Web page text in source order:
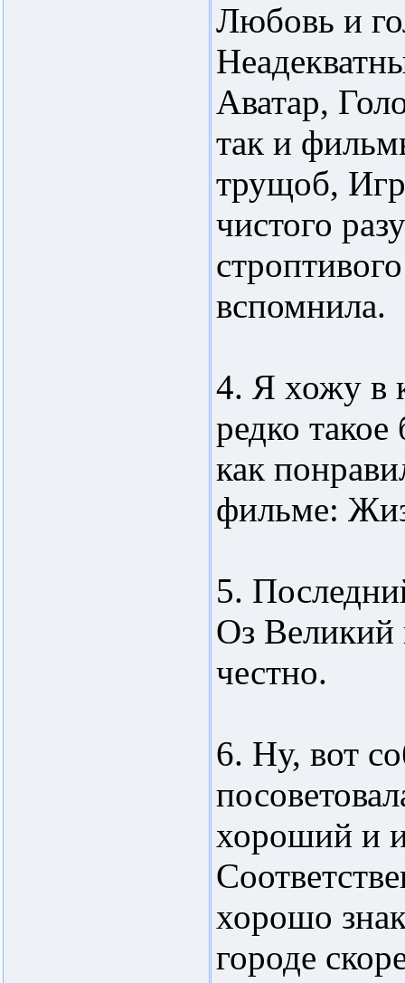
Любовь и
Аватар,
так и
трущоб,
чистого
вспомнила.
4. Я хожу в
редко
как
фильме:
5.
Оз Великий
честно.
6. Ну, вот
хороший и
хорошо
городе